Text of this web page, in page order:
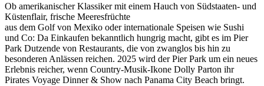
Ob amerikanischer Klassiker mit einem Hauch von Südstaaten- und
Küstenflair, frische Meeresfrüchte
aus dem Golf von Mexiko oder internationale Speisen wie Sushi
und Co: Da Einkaufen bekanntlich hungrig macht, gibt es im Pier
Park Dutzende von Restaurants, die von zwanglos bis hin zu
besonderen Anlässen reichen. 2025 wird der Pier Park um ein neues
Erlebnis reicher, wenn Country-Musik-Ikone Dolly Parton ihr
Pirates Voyage Dinner & Show nach Panama City Beach bringt.